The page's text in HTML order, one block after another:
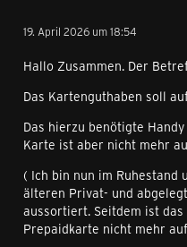
19. April 2026 um 18:54
Hallo Zusammen. Der
Das Kartenguthaben soll
Das hierzu benötigte
Karte ist aber nicht mehr
( Ich bin nun im Ruhestand
älteren Privat- und
aussortiert. Seitdem ist
Prepaidkarte nicht mehr